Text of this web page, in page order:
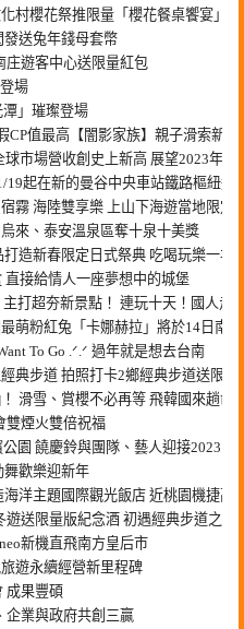
櫻花祭推限量「櫻花餐桌饗宴」
送兔年錢母套幣
庄遊客中心送限量紅包
場
」璀璨登場
CP值最高【闇影家族】親子滑索新登
球市場營收創史上新高 展望2023年
19起在新的曼谷中央車站鐵路樞紐運
霧 海陸雙享樂 上山下海遊當地限定
來、泰安溫泉區奪十泉十美獎
造新春限定日式祭典 吃喝玩樂一次
直接給情人一座夢想中的城堡
打超夯新景點！ 連玩十天！國人
萌粉紅兔「卡娜赫拉」將於14日南
To Go .ᐟ.ᐟ 過年就是想去台南
典步道 拍照打卡2鄉經典步道送限量
滑雪、賞櫻不必再等 飛韓國來趟命
雙煙火雙倍祝福
園 饒慶鈴與團隊、藝人迎接2023 祈
舞歡樂迎新年
海洋主題國際觀光飯店 近桃園機捷高
遊送限量版紀念酒 初遇經典步道之旅
新機直飛南方皇后市
遊永續經營新里程碑
成果豐碩
企業與政府共創三贏